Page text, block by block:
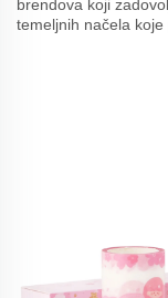
brendova koji
temeljnih načela